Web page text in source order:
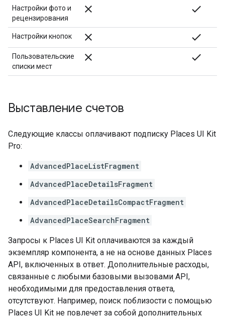
Настройки фото и
рецензирования
close check
Настройки кнопок close check
Пользовательские
списки мест
close check
Выставление счетов
Следующие классы оплачивают подписку Places UI Kit
Pro:
AdvancedPlaceListFragment
AdvancedPlaceDetailsFragment
AdvancedPlaceDetailsCompactFragment
AdvancedPlaceSearchFragment
Запросы к Places UI Kit оплачиваются за каждый
экземпляр компонента, а не на основе данных Places
API, включенных в ответ. Дополнительные расходы,
связанные с любыми базовыми вызовами API,
необходимыми для предоставления ответа,
отсутствуют. Например, поиск поблизости с помощью
Places UI Kit не повлечет за собой дополнительных